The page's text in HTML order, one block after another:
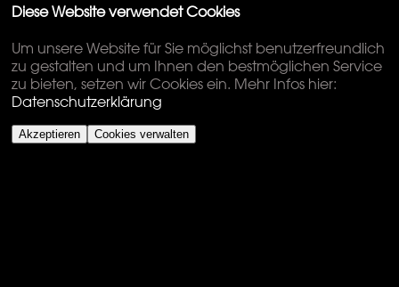
Diese Website verwendet Cookies
Um unsere Website für Sie möglichst benutzerfreundlich
zu gestalten und um Ihnen den bestmöglichen Service
zu bieten, setzen wir Cookies ein. Mehr Infos hier:
Datenschutzerklärung
Akzeptieren Cookies verwalten